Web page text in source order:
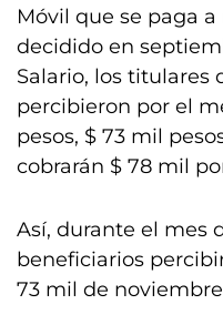
Móvil que se paga
decidido en
Salario, los titulares
percibieron por el
pesos, $ 73 mil
cobrarán $ 78 mil
Así, durante el mes
beneficiarios
73 mil de